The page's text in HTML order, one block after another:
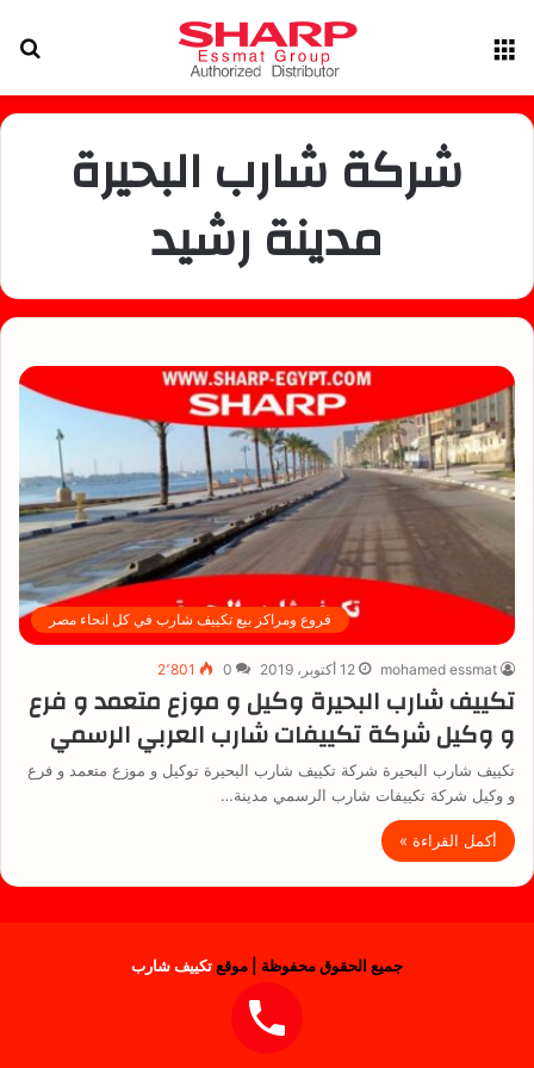
شركة شارب البحيرة
مدينة رشيد
فروع ومراكز بيع تكييف شارب في كل انحاء مصر
mohamed essmat 12 أكتوبر، 2019 0 2٬801
تكييف شارب البحيرة وكيل و موزع متعمد و فرع
و وكيل شركة تكييفات شارب العربي الرسمي
تكييف شارب البحيرة شركة تكييف شارب البحيرة توكيل و موزع متعمد و فرع
و وكيل شركة تكييفات شارب الرسمي مدينة…
أكمل القراءة »
جميع الحقوق محفوظة | موقعتكييف شارب
فيسبوك